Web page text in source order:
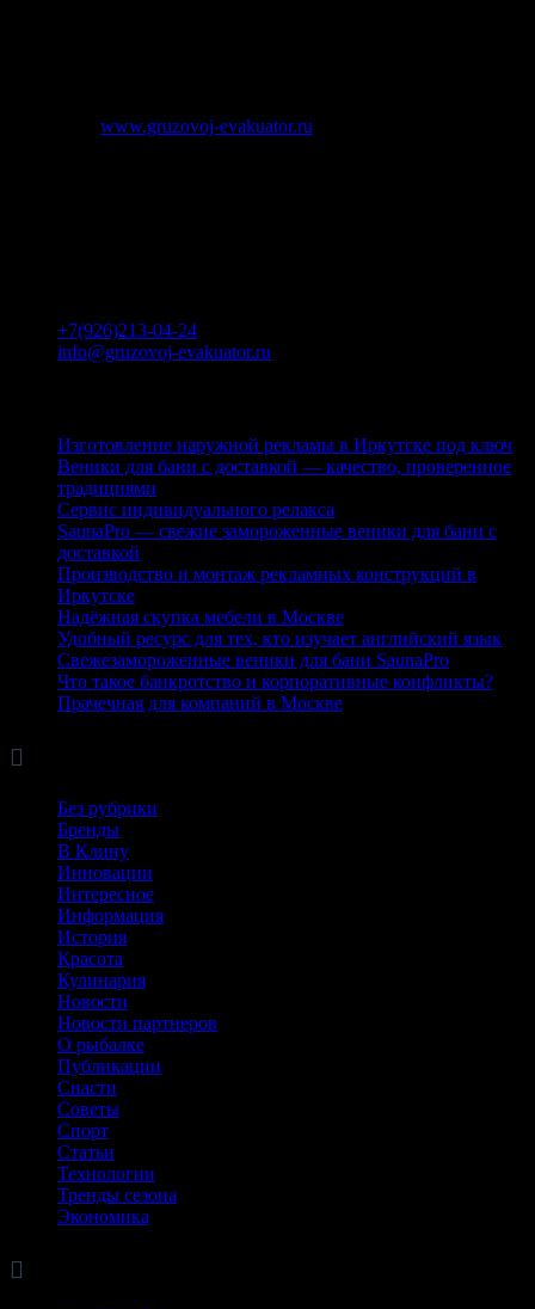
www.gruzovoj-evakuator.ru
+7(926)213-04-24
info@gruzovoj-evakuator.ru
Изготовление наружной рекламы в Иркутске под ключ
Веники для бани с доставкой — качество, проверенное
традициями
Сервис индивидуального релакса
SaunaPro — свежие замороженные веники для бани с
доставкой
Производство и монтаж рекламных конструкций в
Иркутске
Надёжная скупка мебели в Москве
Удобный ресурс для тех, кто изучает английский язык
Свежезамороженные веники для бани SaunaPro
Что такое банкротство и корпоративные конфликты?
Прачечная для компаний в Москве

Без рубрики
Бренды
В Клину
Инновации
Интересное
Информация
История
Красота
Кулинария
Новости
Новости партнеров
О рыбалке
Публикации
Снасти
Советы
Спорт
Статьи
Технологии
Тренды сезона
Экономика
